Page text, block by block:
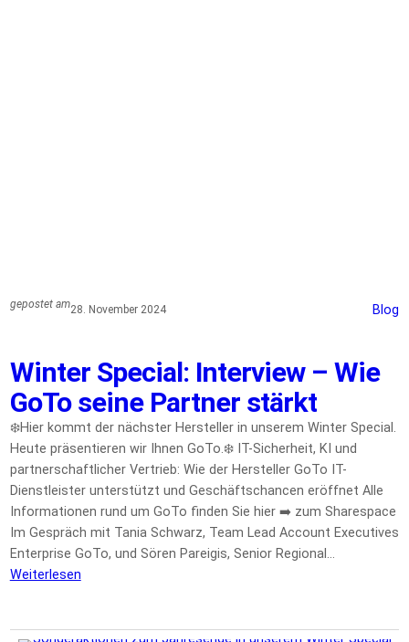
gepostet am28. November 2024 Blog
Winter Special: Interview – Wie
GoTo seine Partner stärkt
❄️Hier kommt der nächster Hersteller in unserem Winter Special.
Heute präsentieren wir Ihnen GoTo.❄️ IT-Sicherheit, KI und
partnerschaftlicher Vertrieb: Wie der Hersteller GoTo IT-
Dienstleister unterstützt und Geschäftschancen eröffnet Alle
Informationen rund um GoTo finden Sie hier ➡️ zum Sharespace
Im Gespräch mit Tania Schwarz, Team Lead Account Executives
Enterprise GoTo, und Sören Pareigis, Senior Regional…
Weiterlesen